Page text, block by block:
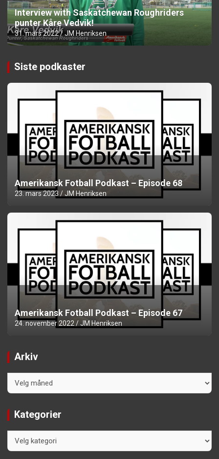
Interview with Saskatchewan Roughriders
punter Kåre Vedvik!
31. mars 2022 JM Henriksen
Siste podkaster
Amerikansk Fotball Podkast – Episode 68
23. mars 2023 JM Henriksen
Amerikansk Fotball Podkast – Episode 67
24. november 2022 JM Henriksen
Arkiv
Kategorier